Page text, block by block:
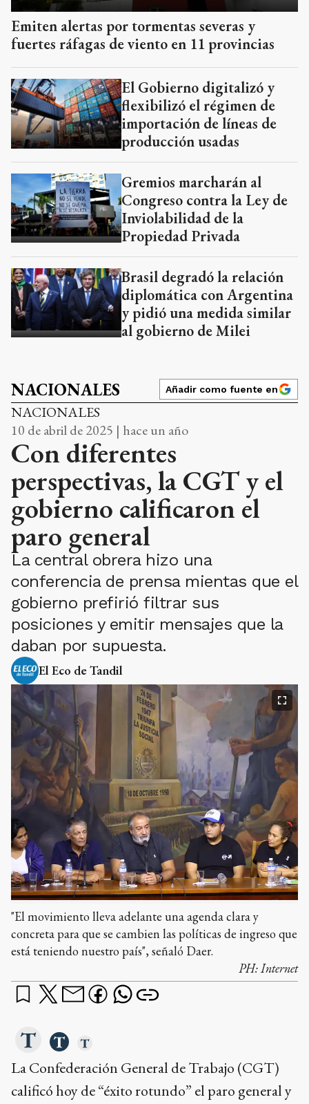
Emiten alertas por tormentas severas y
fuertes ráfagas de viento en 11 provincias
El Gobierno digitalizó y
flexibilizó el régimen de
importación de líneas de
producción usadas
Gremios marcharán al
Congreso contra la Ley de
Inviolabilidad de la
Propiedad Privada
Brasil degradó la relación
diplomática con Argentina
y pidió una medida similar
al gobierno de Milei
NACIONALES Añadir como fuente en
NACIONALES
10 de abril de 2025 | hace un año
Con diferentes
perspectivas, la CGT y el
gobierno calificaron el
paro general
La central obrera hizo una
conferencia de prensa mientas que el
gobierno prefirió filtrar sus
posiciones y emitir mensajes que la
daban por supuesta.
El Eco de Tandil
"El movimiento lleva adelante una agenda clara y
concreta para que se cambien las políticas de ingreso que
está teniendo nuestro país", señaló Daer.
PH:Internet
La Confederación General de Trabajo (CGT)
calificó hoy de “éxito rotundo” el paro general y